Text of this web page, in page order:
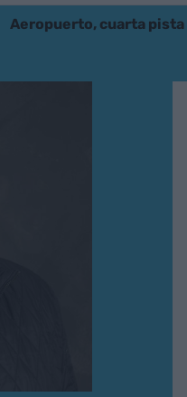
Aeropuerto, cuarta pista